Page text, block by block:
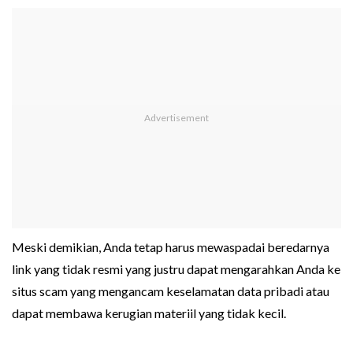
Meski demikian, Anda tetap harus mewaspadai beredarnya
link yang tidak resmi yang justru dapat mengarahkan Anda ke
situs scam yang mengancam keselamatan data pribadi atau
dapat membawa kerugian materiil yang tidak kecil.